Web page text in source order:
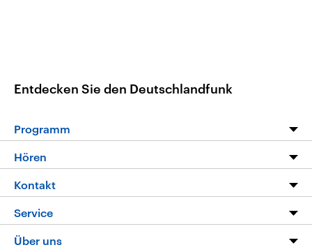
Entdecken Sie den Deutschlandfunk
Programm
Programm
Die Nachrichten
Nachrichtenleicht
Neue Beiträge auf dlf.de
Hören
Livestream
Podcasts
Deutschlandfunk App
Kontakt
Hörerservice
Service
FAQ
Über uns